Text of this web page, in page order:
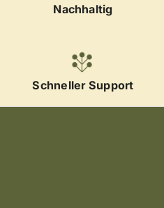
Nachhaltig
Schneller Support